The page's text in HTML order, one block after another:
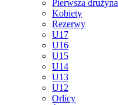
Pierwsza drużyna
Kobiety
Rezerwy
U17
U16
U15
U14
U13
U12
Orlicy